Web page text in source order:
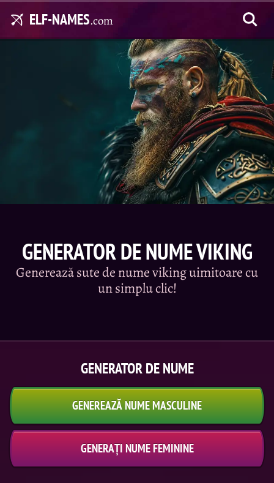
ELF-NAMES.com
GENERATOR DE NUME VIKING
Generează sute de nume viking uimitoare cu
un simplu clic!
GENERATOR DE NUME
GENEREAZĂ NUME MASCULINE
GENERAȚI NUME FEMININE